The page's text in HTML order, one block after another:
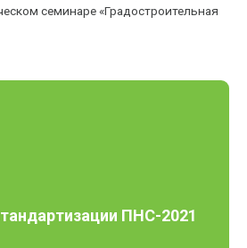
семинаре «Градостроительная
ПНС-2021